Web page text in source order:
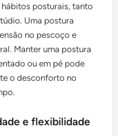
posturais, tanto
Uma postura
no pescoço e
Manter uma postura
ou em pé pode
o desconforto no
e flexibilidade